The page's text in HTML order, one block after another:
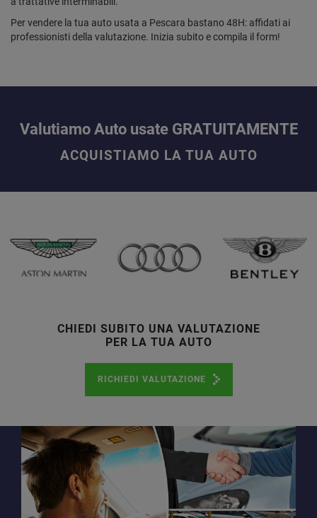
Per vendere la tua auto usata a Pescara bastano 48H: affidati ai
professionisti della valutazione. Inizia subito e compila il form!
Valutiamo Auto usate GRATUITAMENTE
ACQUISTIAMO LA TUA AUTO
CHIEDI SUBITO UNA VALUTAZIONE
PER LA TUA AUTO
RICHIEDI VALUTAZIONE